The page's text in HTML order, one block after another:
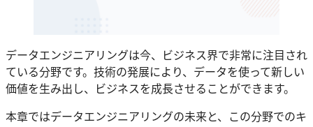
データエンジニアリングは今、ビジネス界で非常に注目され
ている分野です。技術の発展により、データを使って新しい
価値を生み出し、ビジネスを成長させることができます。
本章ではデータエンジニアリングの未来と、この分野でのキ